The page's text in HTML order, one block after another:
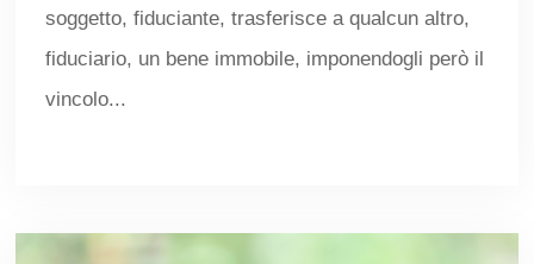
soggetto, fiduciante, trasferisce a qualcun altro,
fiduciario, un bene immobile, imponendogli però il
vincolo...